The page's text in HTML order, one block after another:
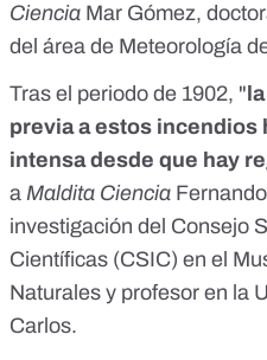
Ciencia Mar Gómez,
del área de Meteorología
Tras el periodo de 1902, "
previa a estos incendios
intensa desde que hay
a Maldita Ciencia
investigación del Consejo
Científicas (CSIC) en el
Naturales y profesor en la
Carlos.